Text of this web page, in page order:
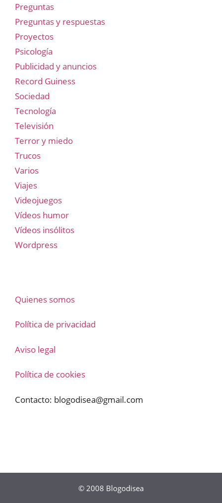
Preguntas
Preguntas y respuestas
Proyectos
Psicología
Publicidad y anuncios
Record Guiness
Sociedad
Tecnología
Televisión
Terror y miedo
Trucos
Varios
Viajes
Videojuegos
Vídeos humor
Vídeos insólitos
Wordpress
Quienes somos
Política de privacidad
Aviso legal
Política de cookies
Contacto: blogodisea@gmail.com
© 2008 Blogodisea